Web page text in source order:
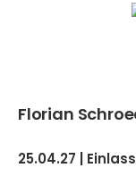
Florian
25.04.27 |